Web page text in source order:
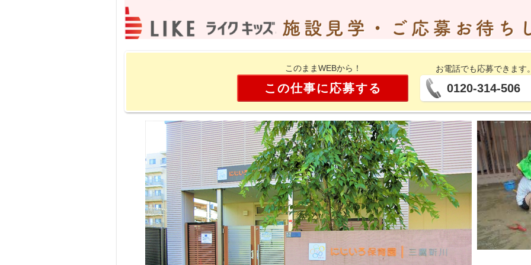
このままWEBから！
この仕事に応募する
お電話でも応募できます
0120-314-506